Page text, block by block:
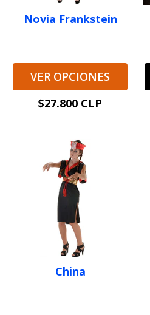
Novia Frankstein
VER OPCIONES
$27.800 CLP
China